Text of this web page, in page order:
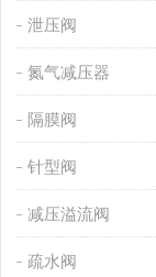
泄压阀
氮气减压器
隔膜阀
针型阀
减压溢流阀
疏水阀